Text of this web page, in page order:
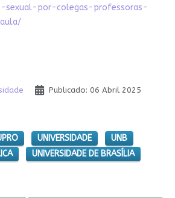
sexual-por-colegas-professoras-
Publicado: 06 Abril 2025
UNIVERSIDADE
UNB
UNIVERSIDADE DE BRASÍLIA